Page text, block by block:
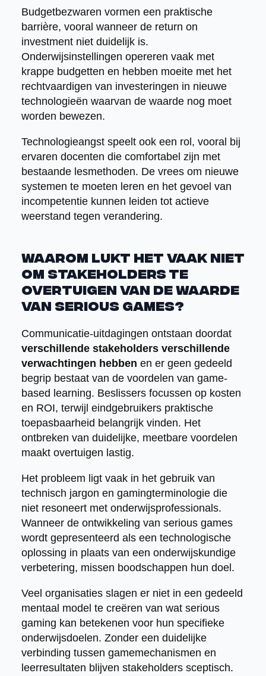
Budgetbezwaren vormen een praktische
barrière, vooral wanneer de return on
investment niet duidelijk is.
Onderwijsinstellingen opereren vaak met
krappe budgetten en hebben moeite met het
rechtvaardigen van investeringen in nieuwe
technologieën waarvan de waarde nog moet
worden bewezen.
Technologieangst speelt ook een rol, vooral bij
ervaren docenten die comfortabel zijn met
bestaande lesmethoden. De vrees om nieuwe
systemen te moeten leren en het gevoel van
incompetentie kunnen leiden tot actieve
weerstand tegen verandering.
Waarom lukt het vaak niet
om stakeholders te
overtuigen van de waarde
van serious games?
Communicatie-uitdagingen ontstaan doordat
verschillende stakeholders verschillende
verwachtingen hebben en er geen gedeeld
begrip bestaat van de voordelen van game-
based learning. Beslissers focussen op kosten
en ROI, terwijl eindgebruikers praktische
toepasbaarheid belangrijk vinden. Het
ontbreken van duidelijke, meetbare voordelen
maakt overtuigen lastig.
Het probleem ligt vaak in het gebruik van
technisch jargon en gamingterminologie die
niet resoneert met onderwijsprofessionals.
Wanneer de ontwikkeling van serious games
wordt gepresenteerd als een technologische
oplossing in plaats van een onderwijskundige
verbetering, missen boodschappen hun doel.
Veel organisaties slagen er niet in een gedeeld
mentaal model te creëren van wat serious
gaming kan betekenen voor hun specifieke
onderwijsdoelen. Zonder een duidelijke
verbinding tussen gamemechanismen en
leerresultaten blijven stakeholders sceptisch.